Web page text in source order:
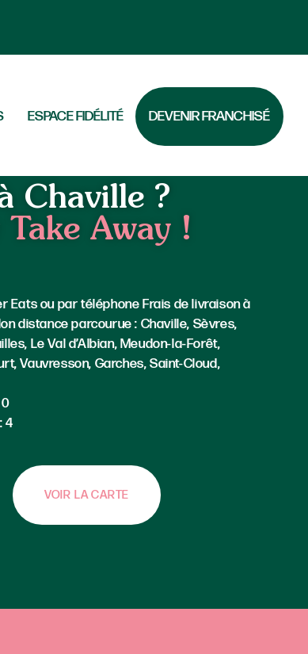
ESPACE FIDÉLITÉ DEVENIR FRANCHISÉ
Chaville ?
Take Away !
Eats ou par téléphone Frais de livraison à
distance parcourue : Chaville, Sèvres,
Le Val d’Albian, Meudon-la-Forêt,
Vauvresson, Garches, Saint-Cloud,
4
VOIR LA CARTE